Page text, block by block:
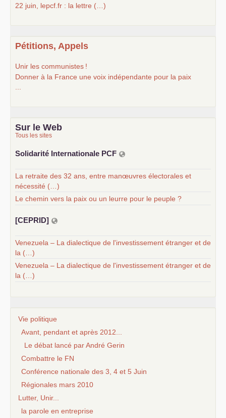
22 juin, lepcf.fr : la lettre (…)
Pétitions, Appels
Unir les communistes !
Donner à la France une voix indépendante pour la paix
Sur le Web
Tous les sites
Solidarité Internationale PCF
La retraite des 32 ans, entre manœuvres électorales et
nécessité (…)
Le chemin vers la paix ou un leurre pour le peuple ?
[CEPRID]
Venezuela – La dialectique de l'investissement étranger et de
la (…)
Venezuela – La dialectique de l'investissement étranger et de
la (…)
Vie politique
Avant, pendant et après 2012...
Le débat lancé par André Gerin
Combattre le FN
Conférence nationale des 3, 4 et 5 Juin
Régionales mars 2010
Lutter, Unir...
la parole en entreprise